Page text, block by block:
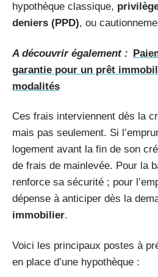
hypothèque classique,
deniers (PPD), ou
A découvrir également :
garantie pour un prêt
modalités
Ces frais interviennent dès la
mais pas seulement. Si
logement avant la fin de son
de frais de mainlevée. Pour la
renforce sa sécurité ; pour
dépense à anticiper dès la
immobilier.
Voici les principaux postes à
en place d’une hypothèque :